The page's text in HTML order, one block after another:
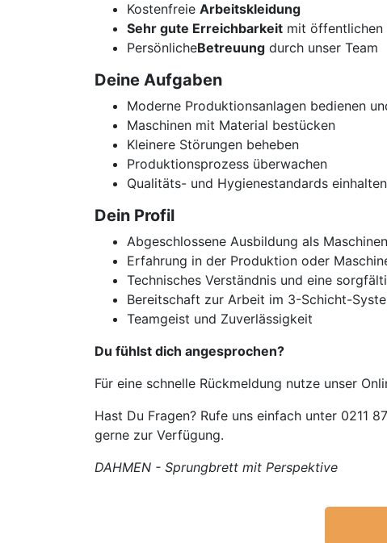
Kostenfreie Arbeitskleidung
Sehr gute Erreichbarkeit mit öffentlichen
PersönlicheBetreuung durch unser Team
Deine Aufgaben
Moderne Produktionsanlagen bedienen
Maschinen mit Material bestücken
Kleinere Störungen beheben
Produktionsprozess überwachen
Qualitäts- und Hygienestandards einhalten
Dein Profil
Abgeschlossene Ausbildung als
Erfahrung in der Produktion oder
Technisches Verständnis und eine
Bereitschaft zur Arbeit im 3-Schicht-
Teamgeist und Zuverlässigkeit
Du fühlst dich angesprochen?
Für eine schnelle Rückmeldung nutze unser
Hast Du Fragen? Rufe uns einfach unter 0211
gerne zur Verfügung.
DAHMEN - Sprungbrett mit Perspektive